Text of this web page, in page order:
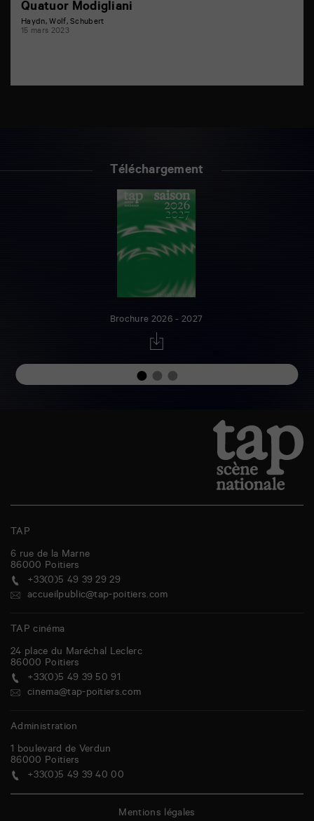
Quatuor Modigliani
Haydn, Wolf, Schubert
15 mars 2023
Téléchargement
Brochure 2026 - 2027
TAP
6 rue de la Marne
86000 Poitiers
+33(0)5 49 39 29 29
accueilpublic@tap-poitiers.com
TAP cinéma
24 place du Maréchal Leclerc
86000 Poitiers
+33(0)5 49 39 50 91
cinema@tap-poitiers.com
Administration
1 boulevard de Verdun
86000 Poitiers
+33(0)5 49 39 40 00
Mentions légales